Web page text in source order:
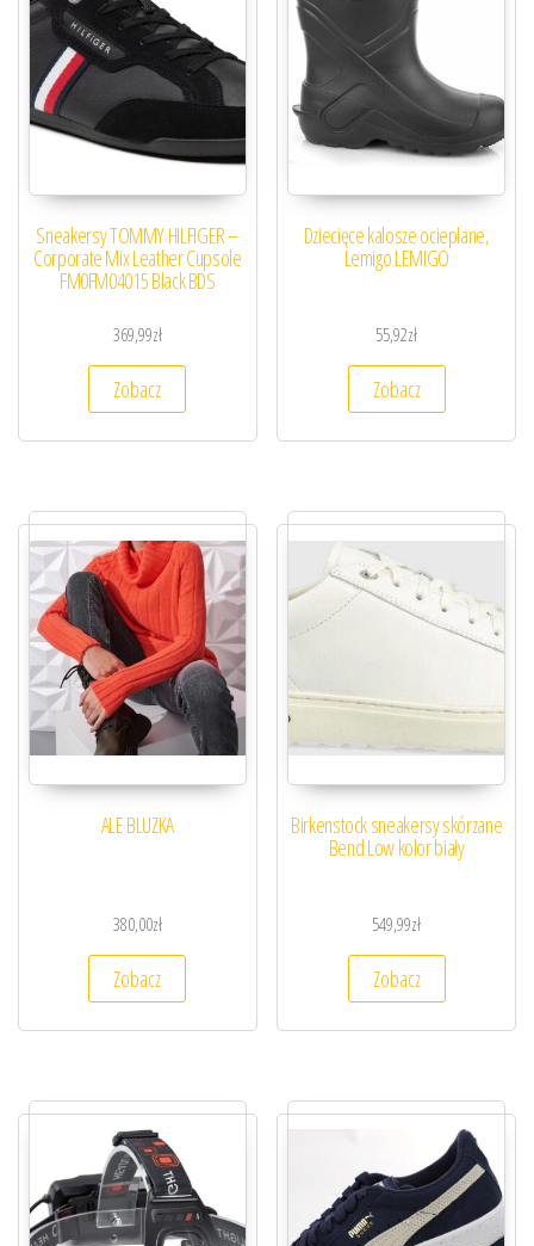
Sneakersy TOMMY HILFIGER –
Corporate Mix Leather Cupsole
FM0FM04015 Black BDS
369,99zł
Zobacz
Dziecięce kalosze ocieplane,
Lemigo LEMIGO
55,92zł
Zobacz
ALE BLUZKA
380,00zł
Zobacz
Birkenstock sneakersy skórzane
Bend Low kolor biały
549,99zł
Zobacz